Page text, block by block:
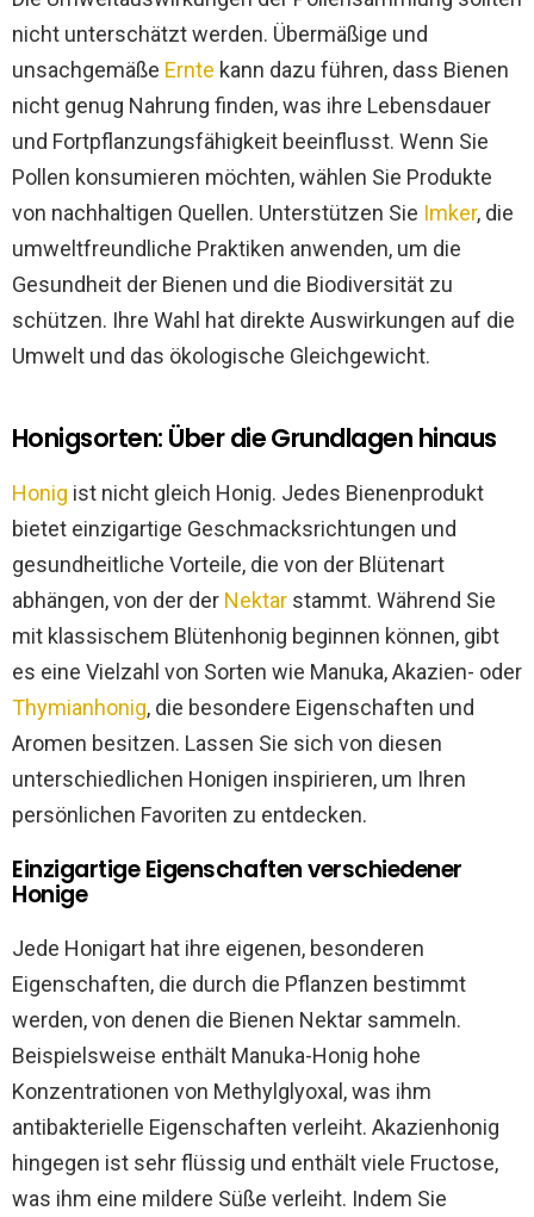
nicht unterschätzt werden. Übermäßige und
unsachgemäße Ernte kann dazu führen, dass Bienen
nicht genug Nahrung finden, was ihre Lebensdauer
und Fortpflanzungsfähigkeit beeinflusst. Wenn Sie
Pollen konsumieren möchten, wählen Sie Produkte
von nachhaltigen Quellen. Unterstützen Sie Imker, die
umweltfreundliche Praktiken anwenden, um die
Gesundheit der Bienen und die Biodiversität zu
schützen. Ihre Wahl hat direkte Auswirkungen auf die
Umwelt und das ökologische Gleichgewicht.
Honigsorten: Über die Grundlagen hinaus
Honig ist nicht gleich Honig. Jedes Bienenprodukt
bietet einzigartige Geschmacksrichtungen und
gesundheitliche Vorteile, die von der Blütenart
abhängen, von der der Nektar stammt. Während Sie
mit klassischem Blütenhonig beginnen können, gibt
es eine Vielzahl von Sorten wie Manuka, Akazien- oder
Thymianhonig, die besondere Eigenschaften und
Aromen besitzen. Lassen Sie sich von diesen
unterschiedlichen Honigen inspirieren, um Ihren
persönlichen Favoriten zu entdecken.
Einzigartige Eigenschaften verschiedener
Honige
Jede Honigart hat ihre eigenen, besonderen
Eigenschaften, die durch die Pflanzen bestimmt
werden, von denen die Bienen Nektar sammeln.
Beispielsweise enthält Manuka-Honig hohe
Konzentrationen von Methylglyoxal, was ihm
antibakterielle Eigenschaften verleiht. Akazienhonig
hingegen ist sehr flüssig und enthält viele Fructose,
was ihm eine mildere Süße verleiht. Indem Sie